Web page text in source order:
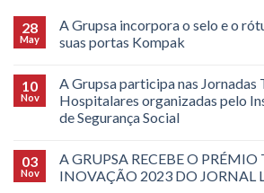
28
May
A Grupsa incorpora o selo e o
suas portas Kompak
10
Nov
A Grupsa participa nas Jornadas
Hospitalares organizadas pelo
de Segurança Social
03
Nov
A GRUPSA RECEBE O
INOVAÇÃO 2023 DO JORNAL